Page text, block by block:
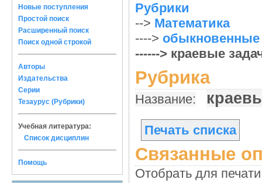
Новые поступления
Простой поиск
Расширенный поиск
Поиск одной строкой
Авторы
Издательства
Серии
Тезаурус (Рубрики)
Учебная литература:
Список дисциплин
Помощь
Рубрики
--> Математика
---->
------> краевые
Рубрика
Название:
Печать списка
Связанные
Отобрать для